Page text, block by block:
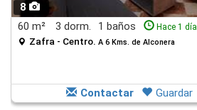
8
60 m² 3 dorm. 1 baños Hace 1 día
Zafra - Centro. A 6 Kms. de Alconera
Contactar Guardar